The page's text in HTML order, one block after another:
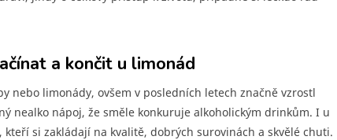
a končit u limonád
nebo limonády, ovšem v posledních letech značně vzrostl
nealko nápoj, že směle konkuruje alkoholickým drinkům. I u
si zakládají na kvalitě, dobrých surovinách a skvělé chuti.